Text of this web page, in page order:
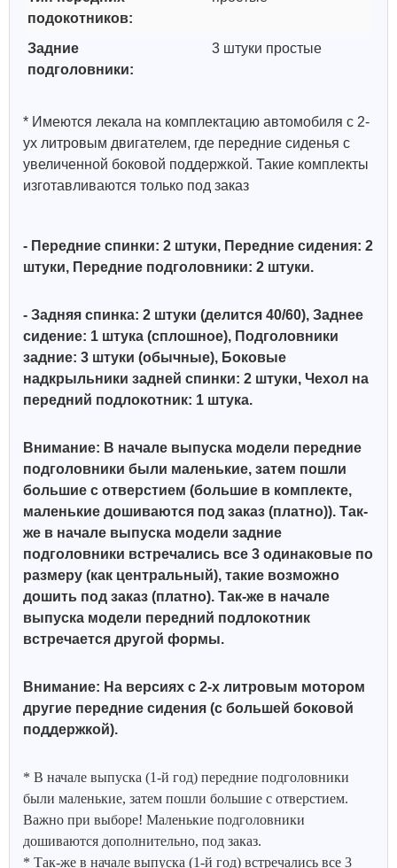
подокотников:
Задние
подголовники:
3 штуки простые
* Имеются лекала на комплектацию автомобиля с 2-
ух литровым двигателем, где передние сиденья с
увеличенной боковой поддержкой. Такие комплекты
изготавливаются только под заказ
- Передние спинки: 2 штуки, Передние сидения: 2
штуки, Передние подголовники: 2 штуки.
- Задняя спинка: 2 штуки (делится 40/60), Заднее
сидение: 1 штука (сплошное), Подголовники
задние: 3 штуки (обычные), Боковые
надкрыльники задней спинки: 2 штуки, Чехол на
передний подлокотник: 1 штука.
Внимание: В начале выпуска модели передние
подголовники были маленькие, затем пошли
большие с отверстием (большие в комплекте,
маленькие дошиваются под заказ (платно)). Так-
же в начале выпуска модели задние
подголовники встречались все 3 одинаковые по
размеру (как центральный), такие возможно
дошить под заказ (платно). Так-же в начале
выпуска модели передний подлокотник
встречается другой формы.
Внимание: На версиях с 2-х литровым мотором
другие передние сидения (с большей боковой
поддержкой).
* В начале выпуска (1-й год) передние подголовники
были маленькие, затем пошли большие с отверстием.
Важно при выборе! Маленькие подголовники
дошиваются дополнительно, под заказ.
* Так-же в начале выпуска (1-й год) встречались все 3